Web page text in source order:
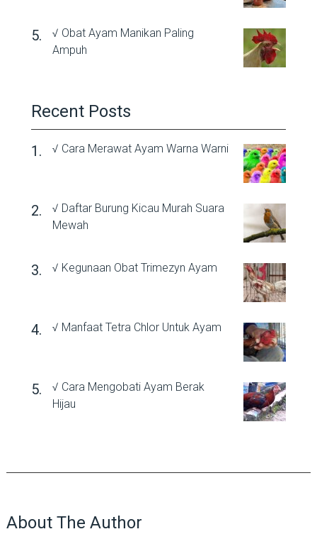
√ Obat Ayam Manikan Paling
Ampuh
Recent Posts
√ Cara Merawat Ayam Warna Warni
√ Daftar Burung Kicau Murah Suara
Mewah
√ Kegunaan Obat Trimezyn Ayam
√ Manfaat Tetra Chlor Untuk Ayam
√ Cara Mengobati Ayam Berak
Hijau
About The Author